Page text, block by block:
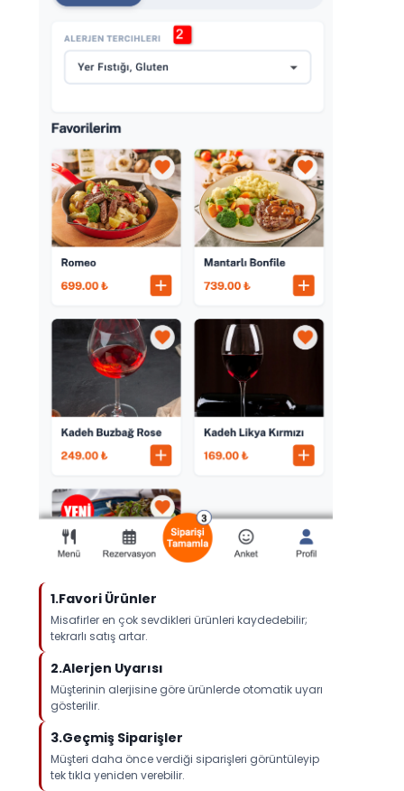
1.Favori Ürünler
Misafirler en çok sevdikleri ürünleri kaydedebilir;
tekrarlı satış artar.
2.Alerjen Uyarısı
Müşterinin alerjisine göre ürünlerde otomatik uyarı
gösterilir.
3.Geçmiş Siparişler
Müşteri daha önce verdiği siparişleri görüntüleyip
tek tıkla yeniden verebilir.